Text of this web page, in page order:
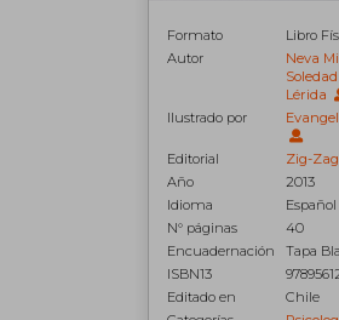
Formato
Libro
Autor
Neva
Lérida
Ilustrado por
Editorial
Zig-Zag
Año
2013
Idioma
Español
N° páginas
40
Encuadernación
Tapa
ISBN13
Editado en
Chile